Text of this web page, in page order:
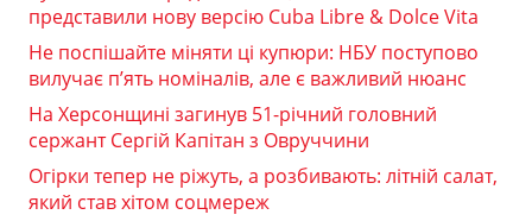
представили нову версію Cuba Libre & Dolce Vita
Не поспішайте міняти ці купюри: НБУ поступово
вилучає п’ять номіналів, але є важливий нюанс
На Херсонщині загинув 51-річний головний
сержант Сергій Капітан з Овруччини
Огірки тепер не ріжуть, а розбивають: літній салат,
який став хітом соцмереж